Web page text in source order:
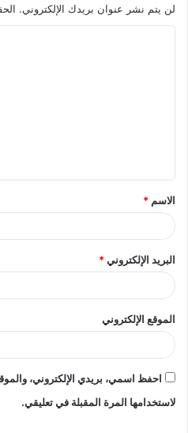
لن يتم نشر عنوان بريدك الإلكتروني.
ق
*
الاسم *
البريد الإلكتروني*
الموقع الإلكتروني
احفظ اسمي، بريدي الإلكتروني،
لاستخدامها المرة المقبلة في تعليقي.